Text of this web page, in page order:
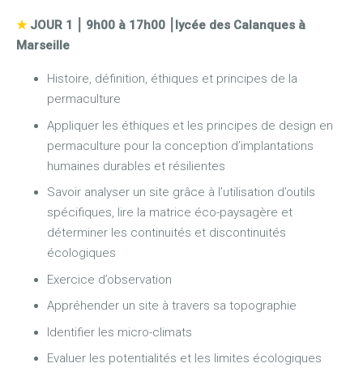
★JOUR 1
9h00 à 17h00 ⎮lycée des Calanques à
Marseille
Histoire, définition, éthiques et principes de la
permaculture
Appliquer les éthiques et les principes de design en
permaculture pour la conception d’implantations
humaines durables et résilientes
Savoir analyser un site grâce à l’utilisation d’outils
spécifiques, lire la matrice éco-paysagère et
déterminer les continuités et discontinuités
écologiques
Exercice d’observation
Appréhender un site à travers sa topographie
Identifier les micro-climats
Evaluer les potentialités et les limites écologiques